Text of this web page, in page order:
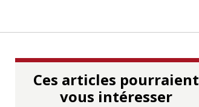
Ces articles pourraient
vous intéresser